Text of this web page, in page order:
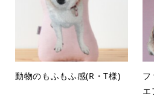
動物のもふもふ感(R・T様)
フ